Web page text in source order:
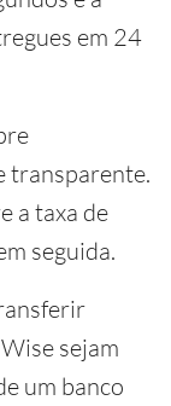
em 24
transparente.
a taxa de
seguida.
sejam
um banco